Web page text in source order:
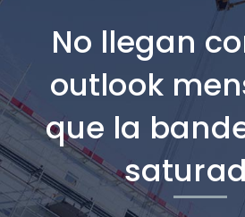
No llegan
outlook
que la